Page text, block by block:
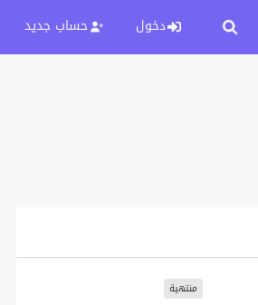
دخول حساب جديد
منتهية